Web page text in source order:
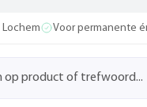
Voor permanente